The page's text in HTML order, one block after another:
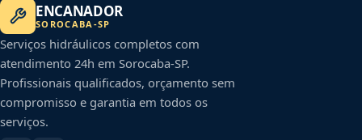
ENCANADOR
SOROCABA -SP
Serviços hidráulicos completos com
atendimento 24h em Sorocaba-SP.
Profissionais qualificados, orçamento sem
compromisso e garantia em todos os
serviços.